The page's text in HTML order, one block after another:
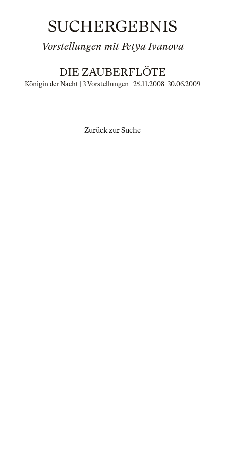
SUCHERGEBNIS
Vorstellungen mit Petya Ivanova
DIE ZAUBERFLÖTE
Königin der Nacht | 3 Vorstellungen | 25.11.2008–30.06.2009
Zurück zur Suche